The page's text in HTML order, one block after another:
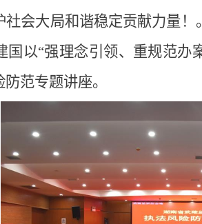
社会大局和谐稳定贡献力量
国以“强理念引领、重规范
范专题讲座。